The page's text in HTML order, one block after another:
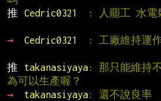
推
Cedric0321
: 人罷工 水電
→
Cedric0321
: 工廠維持運
推
takanasiyaya: 那只能維持
為可以生產喔？
→
takanasiyaya: 還不說良率